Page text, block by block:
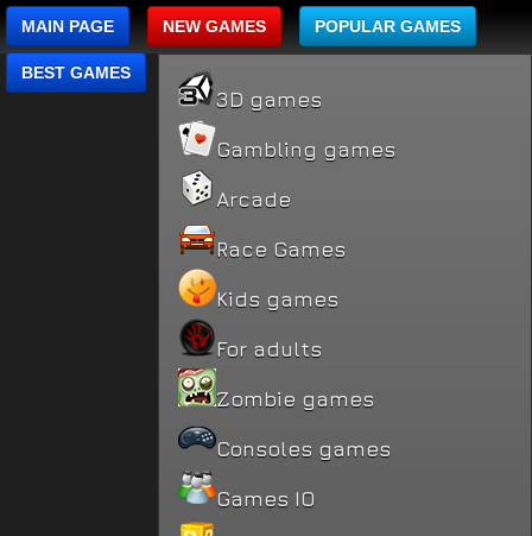
MAIN PAGE NEW GAMES POPULAR GAMES
BEST GAMES
3D games
Gambling games
Arcade
Race Games
Kids games
For adults
Zombie games
Consoles games
Games IO